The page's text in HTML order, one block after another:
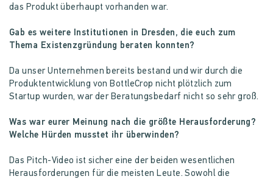
das Produkt überhaupt vorhanden war.
Gab es weitere Institutionen in Dresden, die euch zum
Thema Existenzgründung beraten konnten?
Da unser Unternehmen bereits bestand und wir durch die
Produktentwicklung von BottleCrop nicht plötzlich zum
Startup wurden, war der Beratungsbedarf nicht so sehr groß.
Was war eurer Meinung nach die größte Herausforderung?
Welche Hürden musstet ihr überwinden?
Das Pitch-Video ist sicher eine der beiden wesentlichen
Herausforderungen für die meisten Leute. Sowohl die